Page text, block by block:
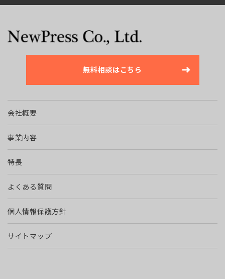
無料相談はこちら
会社概要
事業内容
特長
よくある質問
個人情報保護方針
サイトマップ